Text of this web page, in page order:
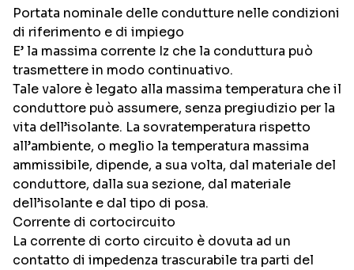
Portata nominale delle condutture nelle condizioni
di riferimento e di impiego
E’ la massima corrente Iz che la conduttura può
trasmettere in modo continuativo.
Tale valore è legato alla massima temperatura che il
conduttore può assumere, senza pregiudizio per la
vita dell’isolante. La sovratemperatura rispetto
all’ambiente, o meglio la temperatura massima
ammissibile, dipende, a sua volta, dal materiale del
conduttore, dalla sua sezione, dal materiale
dell’isolante e dal tipo di posa.
Corrente di cortocircuito
La corrente di corto circuito è dovuta ad un
contatto di impedenza trascurabile tra parti del